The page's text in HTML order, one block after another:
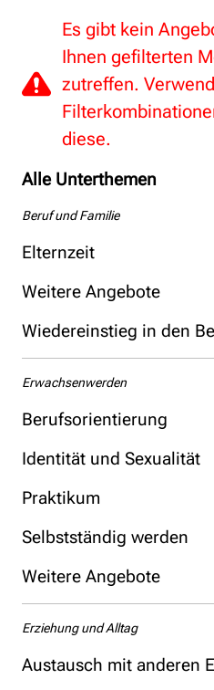
Alle Unterthemen
Beruf und Familie
Elternzeit
Weitere Angebote
Wiedereinstieg in den
Erwachsenwerden
Berufsorientierung
Identität und Sexualität
Praktikum
Selbstständig werden
Weitere Angebote
Erziehung und Alltag
Austausch mit anderen
Es gibt kein
Ihnen gefilterten
zutreffen.
diese.